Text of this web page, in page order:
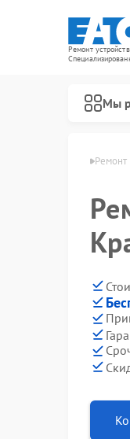
Ремонт
Мы
Ремонт